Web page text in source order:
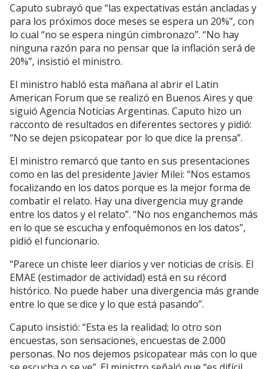
Caputo subrayó que “las expectativas están ancladas y
para los próximos doce meses se espera un 20%”, con
lo cual “no se espera ningún cimbronazo”. “No hay
ninguna razón para no pensar que la inflación será de
20%”, insistió el ministro.
El ministro habló esta mañana al abrir el Latin
American Forum que se realizó en Buenos Aires y que
siguió Agencia Noticias Argentinas. Caputo hizo un
racconto de resultados en diferentes sectores y pidió:
“No se dejen psicopatear por lo que dice la prensa”.
El ministro remarcó que tanto en sus presentaciones
como en las del presidente Javier Milei: “Nos estamos
focalizando en los datos porque es la mejor forma de
combatir el relato. Hay una divergencia muy grande
entre los datos y el relato”. “No nos enganchemos más
en lo que se escucha y enfoquémonos en los datos”,
pidió el funcionario.
“Parece un chiste leer diarios y ver noticias de crisis. El
EMAE (estimador de actividad) está en su récord
histórico. No puede haber una divergencia más grande
entre lo que se dice y lo que está pasando”.
Caputo insistió: “Esta es la realidad; lo otro son
encuestas, son sensaciones, encuestas de 2.000
personas. No nos dejemos psicopatear más con lo que